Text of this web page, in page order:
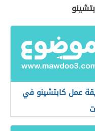
عمل كابتشينو في